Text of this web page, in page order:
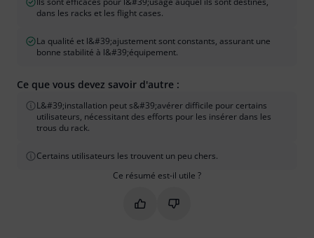
dans les racks et les flight cases.
La qualité et l&#39;ajustement sont constants, assurant une
bonne stabilité à l&#39;équipement.
Ce que vous devez savoir d'autre :
L&#39;installation peut s&#39;avérer difficile pour certains
utilisateurs, nécessitant des efforts pour les insérer dans les
trous du rack.
Certains utilisateurs les trouvent un peu chers.
Ce résumé est-il utile ?
Marquer ce résumé comme utile
Marquer ce résumé comme